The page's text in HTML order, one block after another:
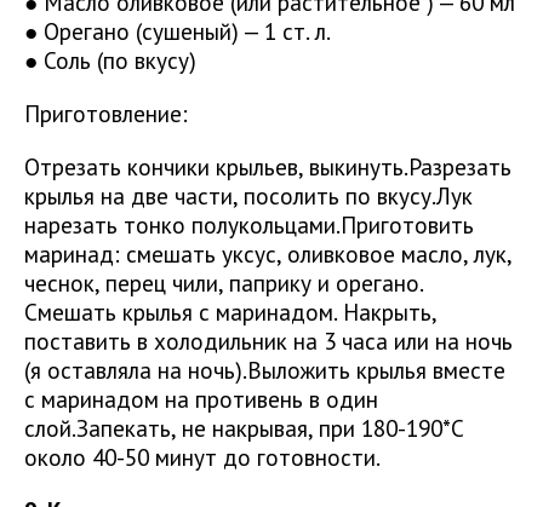
● Орегано (сушеный) — 1 ст. л.
● Соль (по вкусу)
Приготовление:
Отрезать кончики крыльев, выкинуть.Разрезать
крылья на две части, посолить по вкусу.Лук
нарезать тонко полукольцами.Приготовить
маринад: смешать уксус, оливковое масло, лук,
чеснок, перец чили, паприку и орегано.
Смешать крылья с маринадом. Накрыть,
поставить в холодильник на 3 часа или на ночь
(я оставляла на ночь).Выложить крылья вместе
с маринадом на противень в один
слой.Запекать, не накрывая, при 180-190*С
около 40-50 минут до готовности.